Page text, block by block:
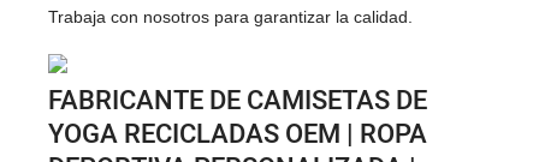
Trabaja con nosotros para garantizar la calidad.
FABRICANTE DE CAMISETAS DE
YOGA RECICLADAS OEM | ROPA